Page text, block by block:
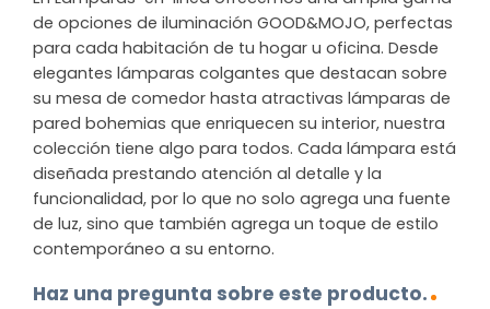
de opciones de iluminación GOOD&MOJO, perfectas
para cada habitación de tu hogar u oficina. Desde
elegantes lámparas colgantes que destacan sobre
su mesa de comedor hasta atractivas lámparas de
pared bohemias que enriquecen su interior, nuestra
colección tiene algo para todos. Cada lámpara está
diseñada prestando atención al detalle y la
funcionalidad, por lo que no solo agrega una fuente
de luz, sino que también agrega un toque de estilo
contemporáneo a su entorno.
Haz una pregunta sobre este producto.